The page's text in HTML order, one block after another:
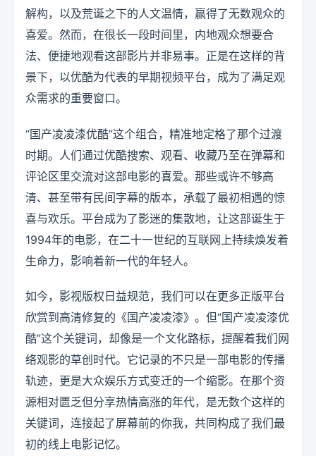
解构，以及荒诞之下的人文温情，赢得了无数观众的
喜爱。然而，在很长一段时间里，内地观众想要合
法、便捷地观看这部影片并非易事。正是在这样的背
景下，以优酷为代表的早期视频平台，成为了满足观
众需求的重要窗口。
“国产凌凌漆优酷”这个组合，精准地定格了那个过渡
时期。人们通过优酷搜索、观看、收藏乃至在弹幕和
评论区里交流对这部电影的喜爱。那些或许不够高
清、甚至带有民间字幕的版本，承载了最初相遇的惊
喜与欢乐。平台成为了影迷的集散地，让这部诞生于
1994年的电影，在二十一世纪的互联网上持续焕发着
生命力，影响着新一代的年轻人。
如今，影视版权日益规范，我们可以在更多正版平台
欣赏到高清修复的《国产凌凌漆》。但“国产凌凌漆优
酷”这个关键词，却像是一个文化路标，提醒着我们网
络观影的草创时代。它记录的不只是一部电影的传播
轨迹，更是大众娱乐方式变迁的一个缩影。在那个资
源相对匮乏但分享热情高涨的年代，是无数个这样的
关键词，连接起了屏幕前的你我，共同构成了我们最
初的线上电影记忆。